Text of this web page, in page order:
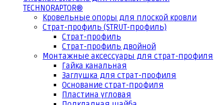
TECHNORAPTOR®
Кровельные опоры для плоской кровли
Страт-профиль (STRUT-профиль)
Страт-профиль
Страт-профиль двойной
Монтажные аксессуары для страт-профиля
Гайка канальная
Заглушка для страт-профиля
Основание страт-профиля
Пластина угловая